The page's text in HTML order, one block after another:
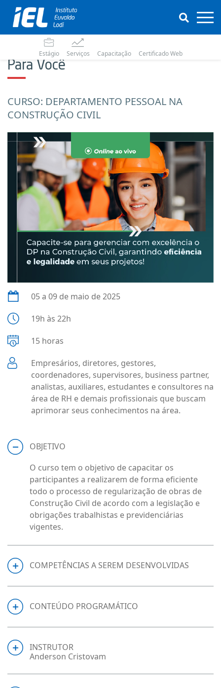
Estágio Serviços Capacitação Certificado Web
Para Você
CURSO: DEPARTAMENTO PESSOAL NA
CONSTRUÇÃO CIVIL
05 a 09 de maio de 2025
19h às 22h
15 horas
Empresários, diretores, gestores,
coordenadores, supervisores, business partner,
analistas, auxiliares, estudantes e consultores na
área de RH e demais profissionais que buscam
aprimorar seus conhecimentos na área.
OBJETIVO
O curso tem o objetivo de capacitar os
participantes a realizarem de forma eficiente
todo o processo de regularização de obras de
Construção Civil de acordo com a legislação e
obrigações trabalhistas e previdenciárias
vigentes.
COMPETÊNCIAS A SEREM DESENVOLVIDAS
CONTEÚDO PROGRAMÁTICO
INSTRUTOR
Anderson Cristovam